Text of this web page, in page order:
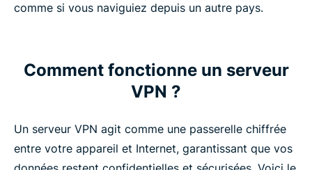
comme si vous naviguiez depuis un autre pays.
Comment fonctionne un serveur
VPN ?
Un serveur VPN agit comme une passerelle chiffrée
entre votre appareil et Internet, garantissant que vos